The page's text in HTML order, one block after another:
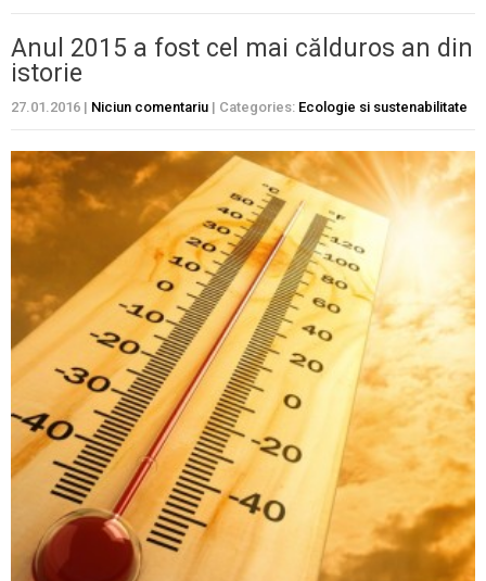
Anul 2015 a fost cel mai călduros an din
istorie
27.01.2016 | Niciun comentariu | Categories: Ecologie si sustenabilitate